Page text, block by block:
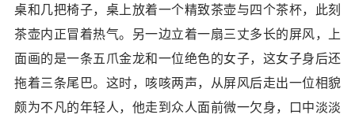
桌和几把椅子，桌上放着一个精致茶壶与四个茶杯，此刻
茶壶内正冒着热气。另一边立着一扇三丈多长的屏风，上
面画的是一条五爪金龙和一位绝色的女子，这女子身后还
拖着三条尾巴。这时，咳咳两声，从屏风后走出一位相貌
颇为不凡的年轻人，他走到众人面前微一欠身，口中淡淡